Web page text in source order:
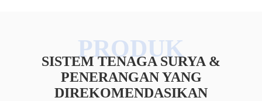
SISTEM TENAGA SURYA &
PENERANGAN YANG
DIREKOMENDASIKAN